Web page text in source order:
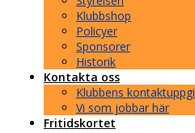
Klubbshop
Policyer
Sponsorer
Historik
Kontakta oss
Klubbens
Vi som jobbar här
Fritidskortet